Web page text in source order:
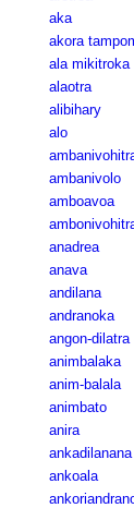
aka
akora
ala mikitroka
alaotra
alibihary
alo
ambanivolo
amboavoa
anadrea
anava
andilana
andranoka
angon-dilatra
animbalaka
anim-balala
animbato
anira
ankadilanana
ankoala